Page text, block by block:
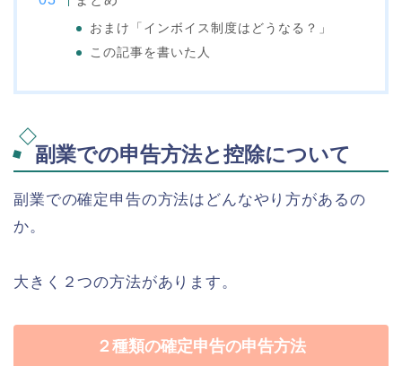
おまけ「インボイス制度はどうなる？」
この記事を書いた人
副業での申告方法と控除について
副業での確定申告の方法はどんなやり方があるの
か。
大きく２つの方法があります。
２種類の確定申告の申告方法